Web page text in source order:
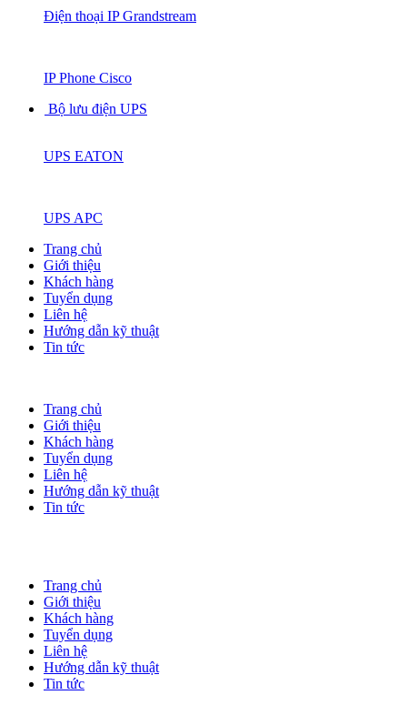
Điện thoại IP Grandstream
IP Phone Cisco
Bộ lưu điện UPS
UPS EATON
UPS APC
Trang chủ
Giới thiệu
Khách hàng
Tuyển dụng
Liên hệ
Hướng dẫn kỹ thuật
Tin tức
Trang chủ
Giới thiệu
Khách hàng
Tuyển dụng
Liên hệ
Hướng dẫn kỹ thuật
Tin tức
Trang chủ
Giới thiệu
Khách hàng
Tuyển dụng
Liên hệ
Hướng dẫn kỹ thuật
Tin tức